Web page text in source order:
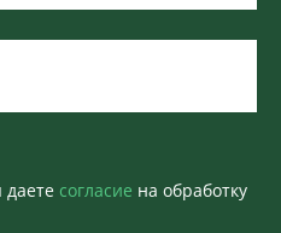
согласие на обработку